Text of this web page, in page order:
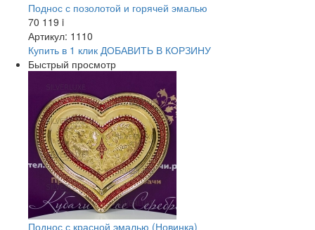
Поднос с позолотой и горячей эмалью
70 119 i
Артикул: 1110
Купить в 1 клик ДОБАВИТЬ В КОРЗИНУ
Быстрый просмотр
Поднос с красной эмалью (Новинка)